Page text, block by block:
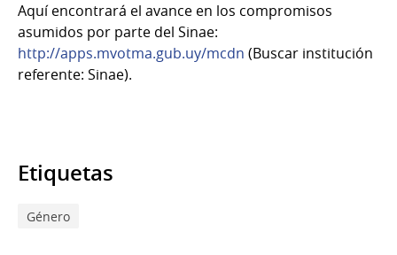
Aquí encontrará el avance en los compromisos
asumidos por parte del Sinae:
http://apps.mvotma.gub.uy/mcdn (Buscar institución
referente: Sinae).
Etiquetas
Género